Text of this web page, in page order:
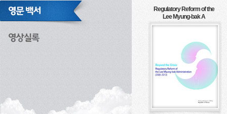
Regulatory Reform of the
Lee Myung-bak A